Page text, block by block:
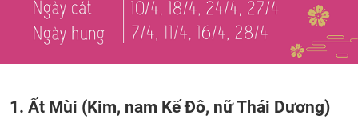
1. Ất Mùi (Kim, nam Kế Đô, nữ Thái Dương)